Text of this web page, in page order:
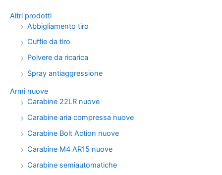
Altri prodotti
Abbigliamento tiro
Cuffie da tiro
Polvere da ricarica
Spray antiaggressione
Armi nuove
Carabine 22LR nuove
Carabine aria compressa nuove
Carabine Bolt Action nuove
Carabine M4 AR15 nuove
Carabine semiautomatiche